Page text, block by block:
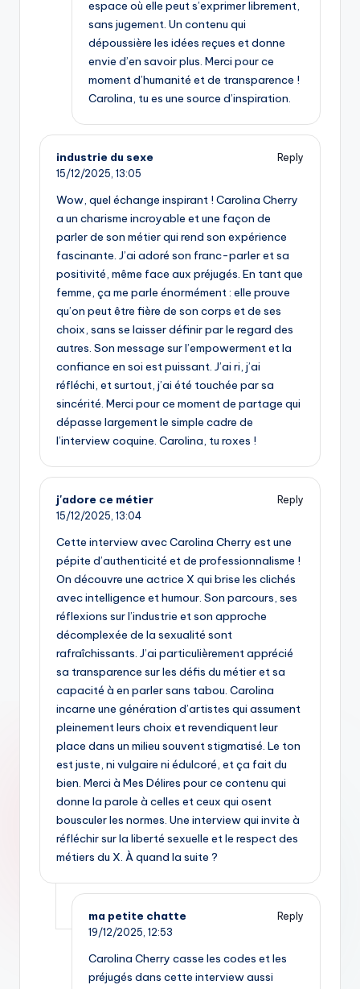
espace où elle peut s’exprimer librement,
sans jugement. Un contenu qui
dépoussière les idées reçues et donne
envie d’en savoir plus. Merci pour ce
moment d’humanité et de transparence !
Carolina, tu es une source d’inspiration.
industrie du sexe
Reply
15/12/2025, 13:05
Wow, quel échange inspirant ! Carolina Cherry
a un charisme incroyable et une façon de
parler de son métier qui rend son expérience
fascinante. J’ai adoré son franc-parler et sa
positivité, même face aux préjugés. En tant que
femme, ça me parle énormément : elle prouve
qu’on peut être fière de son corps et de ses
choix, sans se laisser définir par le regard des
autres. Son message sur l’empowerment et la
confiance en soi est puissant. J’ai ri, j’ai
réfléchi, et surtout, j’ai été touchée par sa
sincérité. Merci pour ce moment de partage qui
dépasse largement le simple cadre de
l’interview coquine. Carolina, tu roxes !
j'adore ce métier
Reply
15/12/2025, 13:04
Cette interview avec Carolina Cherry est une
pépite d’authenticité et de professionnalisme !
On découvre une actrice X qui brise les clichés
avec intelligence et humour. Son parcours, ses
réflexions sur l’industrie et son approche
décomplexée de la sexualité sont
rafraîchissants. J’ai particulièrement apprécié
sa transparence sur les défis du métier et sa
capacité à en parler sans tabou. Carolina
incarne une génération d’artistes qui assument
pleinement leurs choix et revendiquent leur
place dans un milieu souvent stigmatisé. Le ton
est juste, ni vulgaire ni édulcoré, et ça fait du
bien. Merci à Mes Délires pour ce contenu qui
donne la parole à celles et ceux qui osent
bousculer les normes. Une interview qui invite à
réfléchir sur la liberté sexuelle et le respect des
métiers du X. À quand la suite ?
ma petite chatte
Reply
19/12/2025, 12:53
Carolina Cherry casse les codes et les
préjugés dans cette interview aussi